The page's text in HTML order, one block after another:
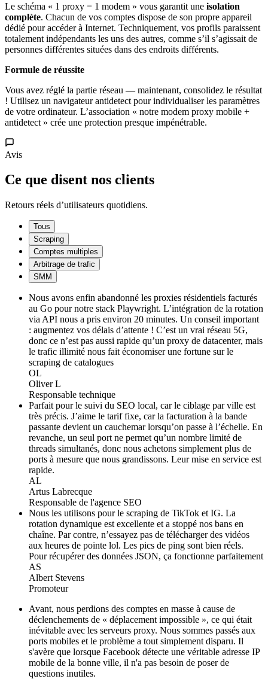
Le schéma « 1 proxy = 1 modem » vous garantit une isolation
complète. Chacun de vos comptes dispose de son propre appareil
dédié pour accéder à Internet. Techniquement, vos profils paraissent
totalement indépendants les uns des autres, comme s’il s’agissait de
personnes différentes situées dans des endroits différents.
Formule de réussite
Vous avez réglé la partie réseau — maintenant, consolidez le résultat
! Utilisez un navigateur antidetect pour individualiser les paramètres
de votre ordinateur. L’association « notre modem proxy mobile +
antidetect » crée une protection presque impénétrable.
Avis
Ce que disent nos clients
Retours réels d’utilisateurs quotidiens.
Tous
Scraping
Comptes multiples
Arbitrage de trafic
SMM
Nous avons enfin abandonné les proxies résidentiels facturés
au Go pour notre stack Playwright. L’intégration de la rotation
via API nous a pris environ 20 minutes. Un conseil important
: augmentez vos délais d’attente ! C’est un vrai réseau 5G,
donc ce n’est pas aussi rapide qu’un proxy de datacenter, mais
le trafic illimité nous fait économiser une fortune sur le
scraping de catalogues
OL
Oliver L
Responsable technique
Parfait pour le suivi du SEO local, car le ciblage par ville est
très précis. J’aime le tarif fixe, car la facturation à la bande
passante devient un cauchemar lorsqu’on passe à l’échelle. En
revanche, un seul port ne permet qu’un nombre limité de
threads simultanés, donc nous achetons simplement plus de
ports à mesure que nous grandissons. Leur mise en service est
rapide.
AL
Artus Labrecque
Responsable de l'agence SEO
Nous les utilisons pour le scraping de TikTok et IG. La
rotation dynamique est excellente et a stoppé nos bans en
chaîne. Par contre, n’essayez pas de télécharger des vidéos
aux heures de pointe lol. Les pics de ping sont bien réels.
Pour récupérer des données JSON, ça fonctionne parfaitement
AS
Albert Stevens
Promoteur
Avant, nous perdions des comptes en masse à cause de
déclenchements de « déplacement impossible », ce qui était
inévitable avec les serveurs proxy. Nous sommes passés aux
ports mobiles et le problème a tout simplement disparu. Il
s'avère que lorsque Facebook détecte une véritable adresse IP
mobile de la bonne ville, il n'a pas besoin de poser de
questions inutiles.